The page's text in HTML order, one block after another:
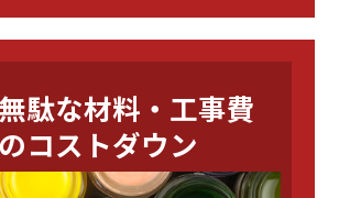
無駄な材料・工事費
のコストダウン